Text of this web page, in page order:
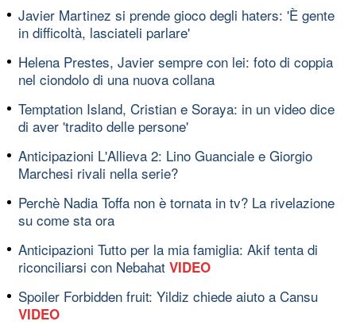
Javier Martinez si prende gioco degli haters: 'È gente
in difficoltà, lasciateli parlare'
Helena Prestes, Javier sempre con lei: foto di coppia
nel ciondolo di una nuova collana
Temptation Island, Cristian e Soraya: in un video dice
di aver 'tradito delle persone'
Anticipazioni L'Allieva 2: Lino Guanciale e Giorgio
Marchesi rivali nella serie?
Perchè Nadia Toffa non è tornata in tv? La rivelazione
su come sta ora
Anticipazioni Tutto per la mia famiglia: Akif tenta di
riconciliarsi con Nebahat VIDEO
Spoiler Forbidden fruit: Yildiz chiede aiuto a Cansu
VIDEO